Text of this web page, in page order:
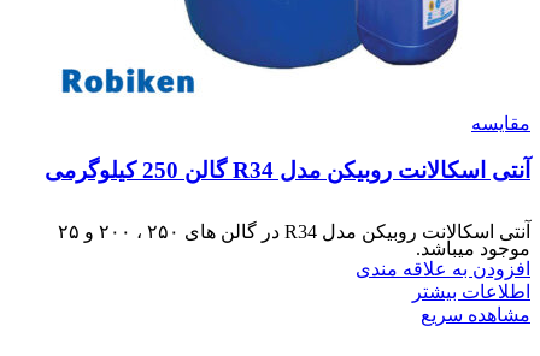
مقایسه
آنتی اسکالانت روبیکن مدل R34 گالن 250 کیلوگرمی
آنتی اسکالانت روبیکن مدل R34 در گالن های ۲۵۰ ، ۲۰۰ و ۲۵
موجود میباشد.
افزودن به علاقه مندی
اطلاعات بیشتر
مشاهده سریع